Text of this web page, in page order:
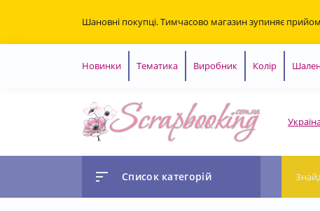
Шановні покупці. Тимчасово магазин зупиняє
Новинки Тематика Виробник Колір
Список категорій